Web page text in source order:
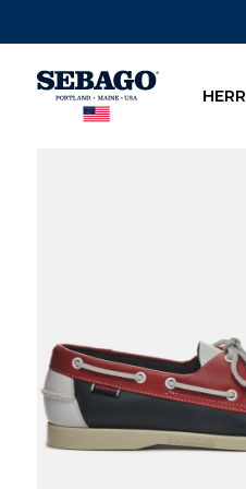
Company Inc
HERR